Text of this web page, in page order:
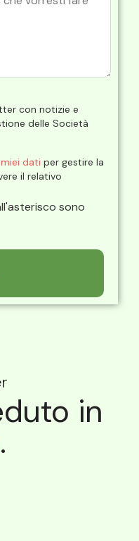
con notizie e
delle Società
dati per gestire la
il relativo
sono
in